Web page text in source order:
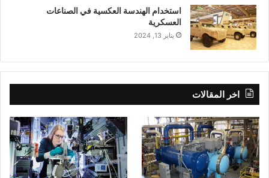
استخدام الهندسة العكسية في الصناعات
العسكرية
يناير 13, 2024
اخر المقالات